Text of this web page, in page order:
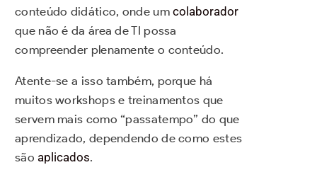
conteúdo didático, onde umcolaborador
que não é da área de TI possa
compreender plenamente o conteúdo.
Atente-se a isso também, porque há
muitos workshops e treinamentos que
servem mais como “passatempo” do que
aprendizado, dependendo de como estes
são aplicados.